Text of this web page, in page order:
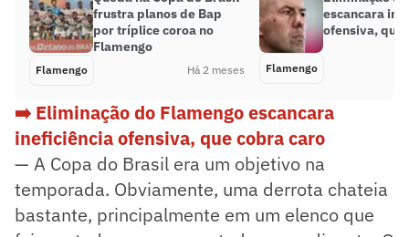
frustra planos de Bap
por tríplice coroa no
Flamengo
Flamengo Há 2 meses
escancara
ofensiva, que
Flamengo
➡️ Eliminação do Flamengo escancara
ineficiência ofensiva, que cobra caro
— A Copa do Brasil era um objetivo na
temporada. Obviamente, uma derrota chateia
bastante, principalmente em um elenco que